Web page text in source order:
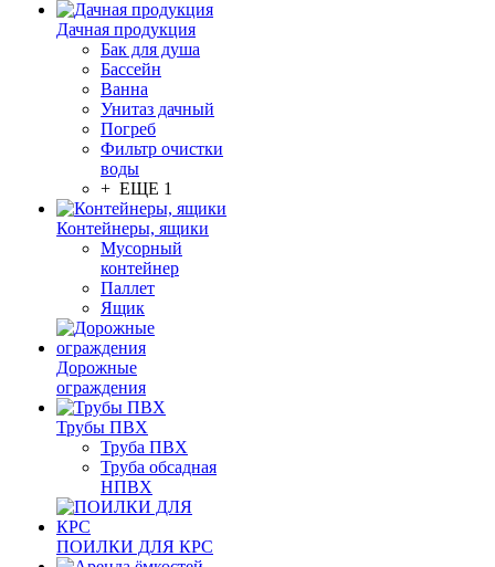
Дачная продукция
Бак для душа
Бассейн
Ванна
Унитаз дачный
Погреб
Фильтр очистки
воды
+ ЕЩЕ 1
Контейнеры, ящики
Мусорный
контейнер
Паллет
Ящик
Дорожные
ограждения
Трубы ПВХ
Труба ПВХ
Труба обсадная
НПВХ
ПОИЛКИ ДЛЯ КРС